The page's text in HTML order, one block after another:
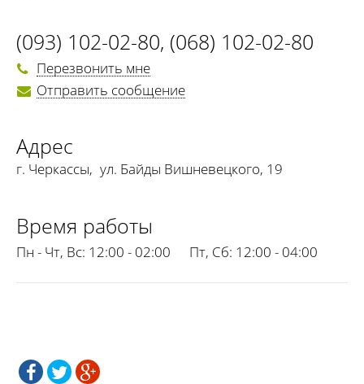
(093) 102-02-80, (068) 102-02-80
Перезвонить мне
Отправить сообщение
Адрес
г. Черкассы, ул. Байды Вишневецкого, 19
Время работы
Пн - Чт, Вс: 12:00 - 02:00 Пт, Сб: 12:00 - 04:00